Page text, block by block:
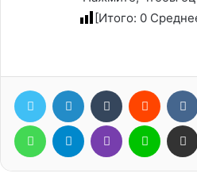
[Итого: 0
Twitter LinkedIn Tumblr Reddit
WhatsAppTelegram Viber Line